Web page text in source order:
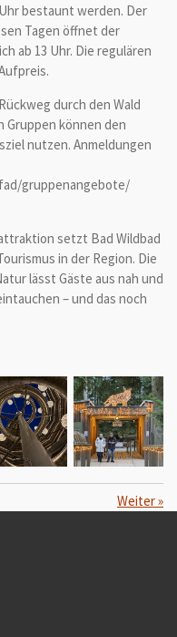
bestaunt werden. Der
Tagen öffnet der
ab 13 Uhr. Die regulären
durch den Wald
Gruppen können den
nutzen. Anmeldungen
gruppenangebote/
setzt Bad Wildbad
in der Region. Die
lässt Gäste aus nah und
– und das noch
Weiter»